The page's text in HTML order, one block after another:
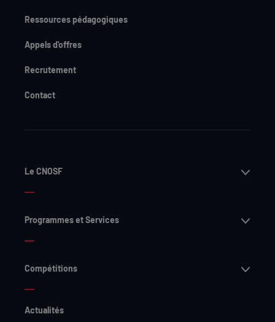
Ressources pédagogiques
Appels d'offres
Recrutement
Contact
Le CNOSF
Programmes et Services
Compétitions
Actualités